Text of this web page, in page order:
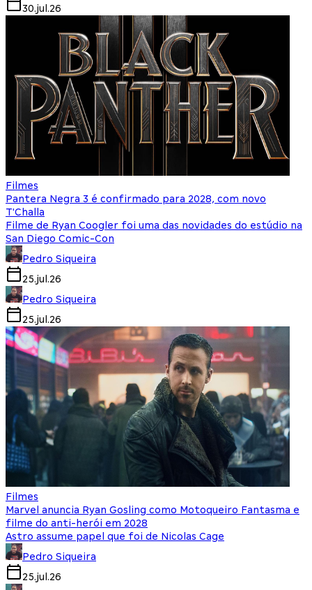
30.jul.26
Filmes
Pantera Negra 3 é confirmado para 2028, com novo
T'Challa
Filme de Ryan Coogler foi uma das novidades do estúdio na
San Diego Comic-Con
Pedro Siqueira
25.jul.26
Pedro Siqueira
25.jul.26
Filmes
Marvel anuncia Ryan Gosling como Motoqueiro Fantasma e
filme do anti-herói em 2028
Astro assume papel que foi de Nicolas Cage
Pedro Siqueira
25.jul.26